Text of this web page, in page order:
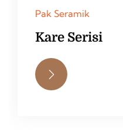
Pak Seramik
Kare Serisi